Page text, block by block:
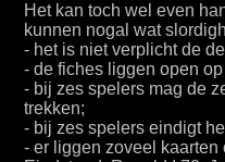
Het kan toch wel even
kunnen nogal wat
- het is niet verplicht de
- de fiches liggen open
- bij zes spelers mag de
trekken;
- bij zes spelers eindigt
- er liggen zoveel